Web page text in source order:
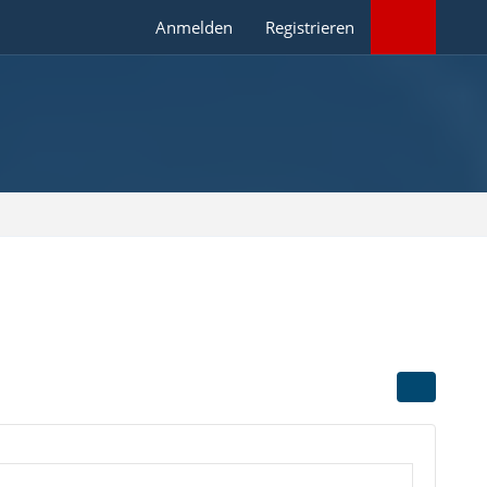
Anmelden Registrieren